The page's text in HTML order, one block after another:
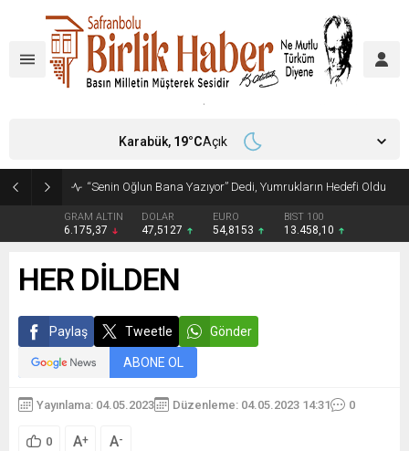
“Senin Oğlun Bana Yazıyor” Dedi, Yumrukların Hedefi Oldu
GRAM ALTIN
6.175,37
DOLAR
47,5127
EURO
54,8153
BIST 100
13.458,10
Karabük, 19°CAçık
HER DİLDEN
Paylaş Tweetle Gönder
ABONE OL
Yayınlama: 04.05.2023 Düzenleme: 04.05.2023 14:31 0
0 A+ A-